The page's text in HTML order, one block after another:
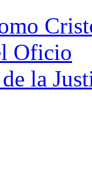
Oficio
la